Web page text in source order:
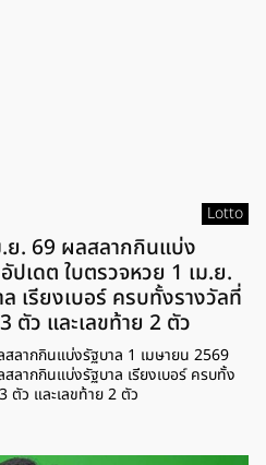
Lotto
.ย. 69 ผลสลากกินแบ่ง
ปเดต ใบตรวจหวย 1 เม.ย.
เรียงเบอร์ ครบทั้งรางวัลที่
ตัว และเลขท้าย 2 ตัว
ลากกินแบ่งรัฐบาล 1 เมษายน 2569
ลากกินแบ่งรัฐบาล เรียงเบอร์ ครบทั้ง
ตัว และเลขท้าย 2 ตัว